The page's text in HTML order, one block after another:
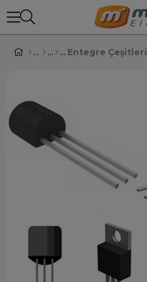
Entegre Çeşitleri